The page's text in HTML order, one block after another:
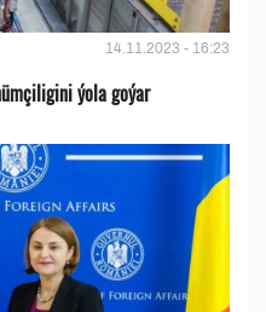
14.11.2023 - 16:23
ýola goýar